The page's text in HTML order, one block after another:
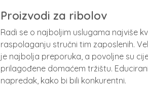
Proizvodi za ribolov
Radi se o najboljim uslugama najviše
raspolaganju stručni tim zaposlenih.
je najbolja preporuka, a povoljne su
prilagođene domaćem tržištu.
napredak, kako bi bili konkurentni.